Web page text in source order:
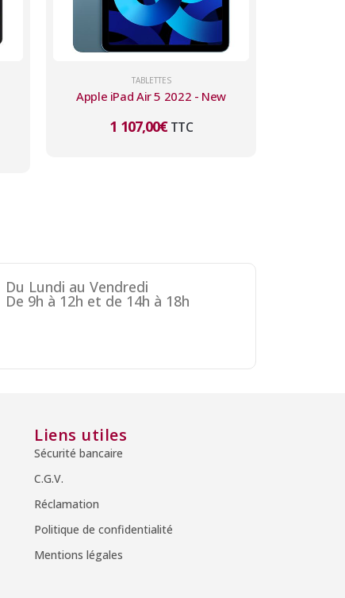
TABLETTES
Apple iPad Air 5 2022 - New
1 107,00€ TTC
Du Lundi au Vendredi
De 9h à 12h et de 14h à 18h
Liens utiles
Sécurité bancaire
C.G.V.
Réclamation
Politique de confidentialité
Mentions légales